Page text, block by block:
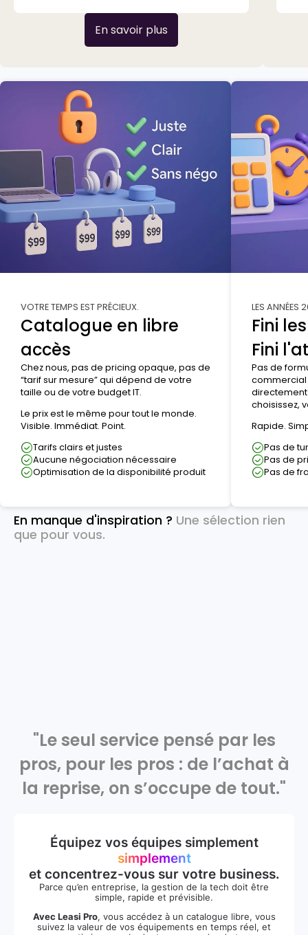
En savoir plus
VOTRE TEMPS EST PRÉCIEUX.
Catalogue en libre
accès
Chez nous, pas de pricing opaque, pas de
“tarif sur mesure” qui dépend de votre
taille ou de votre budget IT.
Le prix est le même pour tout le monde.
Visible. Immédiat. Point.
Tarifs clairs et justes
Aucune négociation nécessaire
Optimisation de la disponibilité produit
LES ANNÉES
Fini
Fini
Pas de
commercial
choisissez,
Rapide.
Pas de
Pas de
Pas de
En manque d'inspiration ? Une sélection rien
que pour vous.
"Le seul service pensé par les
pros, pour les pros : de l’achat à
la reprise, on s’occupe de tout."
Équipez vos équipes simplement
simplement
et concentrez-vous sur votre business.
Parce qu’en entreprise, la gestion de la tech doit être
simple, rapide et prévisible.
Avec Leasi Pro, vous accédez à un catalogue libre, vous
suivez la valeur de vos équipements en temps réel, et